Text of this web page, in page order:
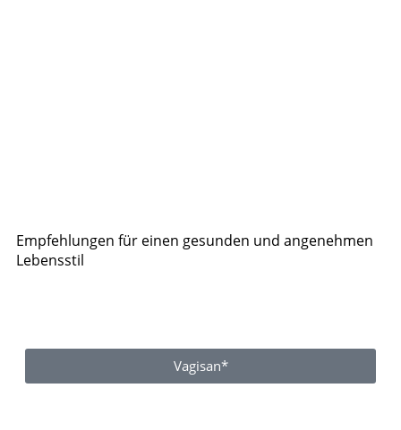
Empfehlungen für einen gesunden und angenehmen
Lebensstil
Vagisan*